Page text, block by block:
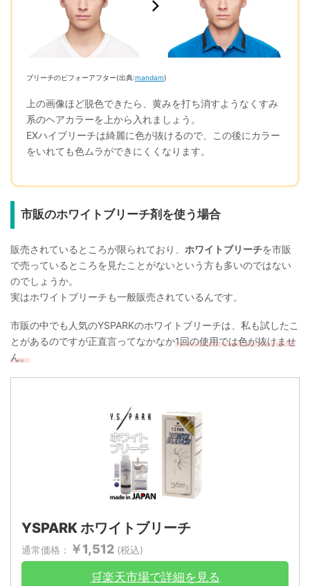
ブリーチのビフォーアフター(出典:mandam)
上の画像ほど脱色できたら、黄みを打ち消すようなくすみ
系のヘアカラーを上から入れましょう。
EXハイブリーチは綺麗に色が抜けるので、この後にカラー
をいれても色ムラができにくくなります。
市販のホワイトブリーチ剤を使う場合
販売されているところが限られており、 ホワイトブリーチを市販
で売っているところを見たことがないという方も多いのではない
のでしょうか。
実はホワイトブリーチも一般販売されているんです。
市販の中でも人気のYSPARKのホワイトブリーチは、私も試したこ
とがあるのですが正直言ってなかなか1回の使用では色が抜けませ
ん。
YSPARK ホワイトブリーチ
通常価格： ￥1,512 (税込)
🛒楽天市場で詳細を見る